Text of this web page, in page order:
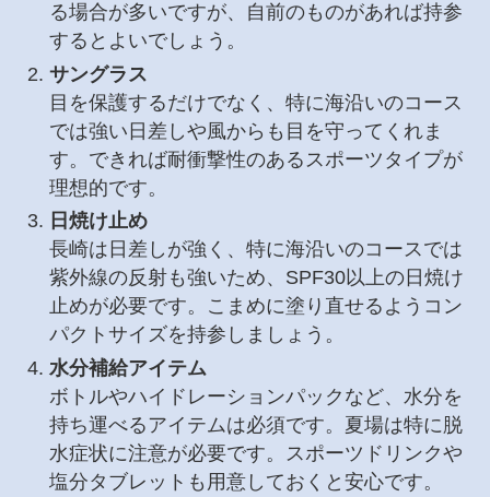
る場合が多いですが、自前のものがあれば持参
するとよいでしょう。
サングラス
目を保護するだけでなく、特に海沿いのコース
では強い日差しや風からも目を守ってくれま
す。できれば耐衝撃性のあるスポーツタイプが
理想的です。
日焼け止め
長崎は日差しが強く、特に海沿いのコースでは
紫外線の反射も強いため、SPF30以上の日焼け
止めが必要です。こまめに塗り直せるようコン
パクトサイズを持参しましょう。
水分補給アイテム
ボトルやハイドレーションパックなど、水分を
持ち運べるアイテムは必須です。夏場は特に脱
水症状に注意が必要です。スポーツドリンクや
塩分タブレットも用意しておくと安心です。